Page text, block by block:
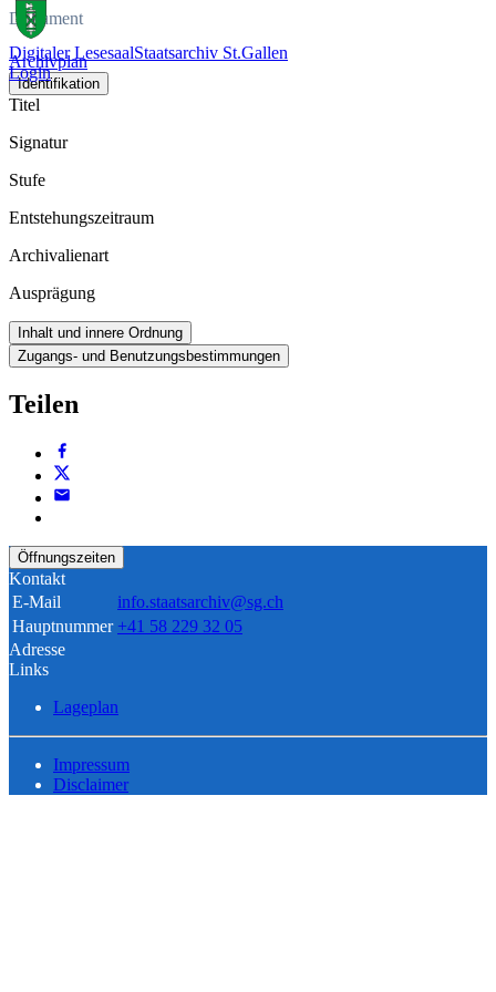
Digitaler LesesaalStaatsarchiv St.Gallen
Login
Dokument
Archivplan
Identifikation
Titel
Signatur
Stufe
Entstehungszeitraum
Archivalienart
Ausprägung
Inhalt und innere Ordnung
Zugangs- und Benutzungsbestimmungen
Teilen
Öffnungszeiten
Kontakt
E-Mail
info.staatsarchiv@sg.ch
Hauptnummer +41 58 229 32 05
Adresse
Links
Lageplan
Impressum
Disclaimer